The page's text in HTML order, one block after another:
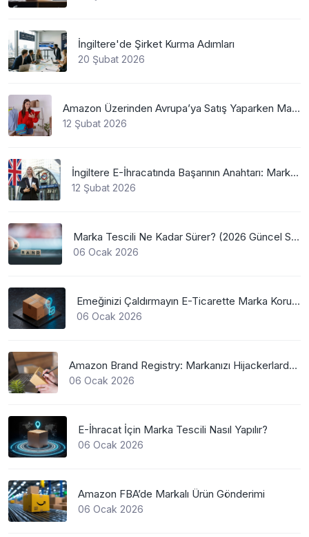
İngiltere'de Şirket Kurma Adımları
20 Şubat 2026
Amazon Üzerinden Avrupa’ya Satış Yaparken Marka Tescilinin Önemi
12 Şubat 2026
İngiltere E-İhracatında Başarının Anahtarı: Marka Tescili
12 Şubat 2026
Marka Tescili Ne Kadar Sürer? (2026 Güncel Süreler)
06 Ocak 2026
Emeğinizi Çaldırmayın E-Ticarette Marka Koruma
06 Ocak 2026
Amazon Brand Registry: Markanızı Hijackerlardan Koruyun
06 Ocak 2026
E-İhracat İçin Marka Tescili Nasıl Yapılır?
06 Ocak 2026
Amazon FBA’de Markalı Ürün Gönderimi
06 Ocak 2026